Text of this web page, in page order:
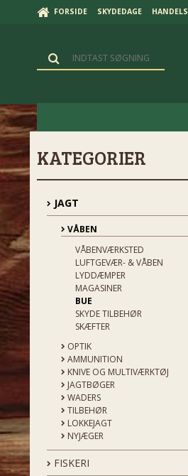
FORSIDE SKYDEDAGE
KATEGORIER
JAGT
VÅBEN
VÅBENVÆRKSTED
LUFTGEVÆR- & VÅBEN
LYDDÆMPER
MAGASINER
BUE
SKYDE TILBEHØR
SKÆFTER
OPTIK
AMMUNITION
KNIVE OG MULTIVÆRKTØJ
JAGTBØGER
WADERS
TILBEHØR
LOKKEJAGT
NYJÆGER
FISKERI